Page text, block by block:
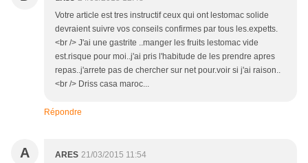
Votre article est tres instructif ceux qui ont lestomac solide
devraient suivre vos conseils confirmes par tous les.expetts.
<br /> J'ai une gastrite ..manger les fruits lestomac vide
est.risque pour moi..j'ai pris l'habitude de les prendre apres
repas..j'arrete pas de chercher sur net pour.voir si j'ai raison..
<br /> Driss casa maroc...
Répondre
A ARES 21/03/2015 11:54